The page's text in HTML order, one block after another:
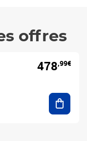
offres
478,99€